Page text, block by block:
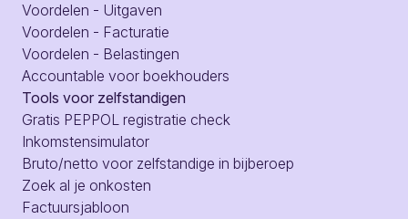
Voordelen - Uitgaven
Voordelen - Facturatie
Voordelen - Belastingen
Accountable voor boekhouders
Tools voor zelfstandigen
Gratis PEPPOL registratie check
Inkomstensimulator
Bruto/netto voor zelfstandige in bijberoep
Zoek al je onkosten
Factuursjabloon